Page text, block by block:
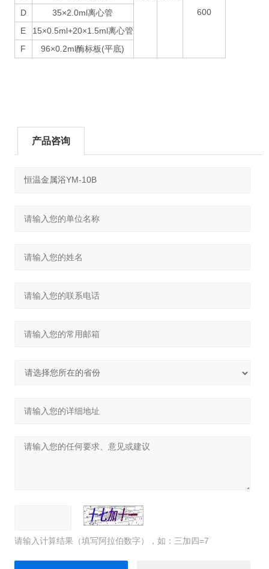
600
D
35×2.0ml离心管
E
15×0.5ml+20×1.5ml离心管
F
96×0.2ml酶标板(平底)
产品咨询
请输入计算结果（填写阿拉伯数字），如：三加四=7